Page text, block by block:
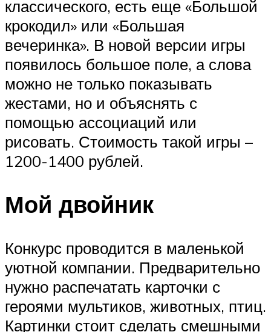
классического, есть еще «Большой
крокодил» или «Большая
вечеринка». В новой версии игры
появилось большое поле, а слова
можно не только показывать
жестами, но и объяснять с
помощью ассоциаций или
рисовать. Стоимость такой игры –
1200-1400 рублей.
Мой двойник
Конкурс проводится в маленькой
уютной компании. Предварительно
нужно распечатать карточки с
героями мультиков, животных, птиц.
Картинки стоит сделать смешными